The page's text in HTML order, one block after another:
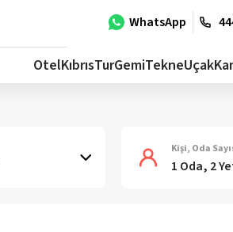
WhatsApp
OtelKıbrısTurGemiTekneUçak
Kişi, Oda
1 Oda, 2